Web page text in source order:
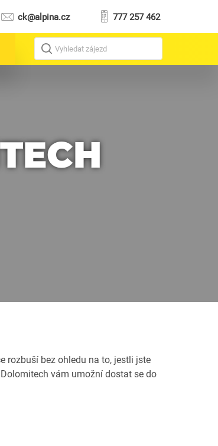
ck@alpina.cz 777 257 462
Vyhledat zájezd
rozbuší bez ohledu na to, jestli jste
vám umožní dostat se do